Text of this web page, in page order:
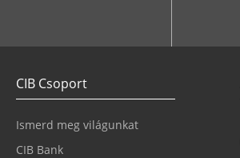
CIB Csoport
Ismerd meg világunkat
CIB Bank